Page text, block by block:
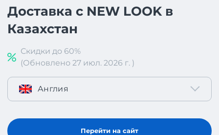
Доставка с NEW LOOK в
Казахстан
Скидки до 60%
(Обновлено 27 июл. 2026 г. )
Англия
Перейти на сайт